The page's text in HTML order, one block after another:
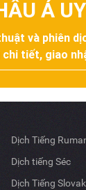
Á
và phiên
tiết, giao
Dịch Tiếng
Dịch tiếng Séc
Dịch Tiếng